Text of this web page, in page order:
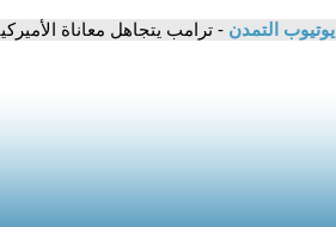
يوتيوب التمدن - ترامب يتجاهل معاناة